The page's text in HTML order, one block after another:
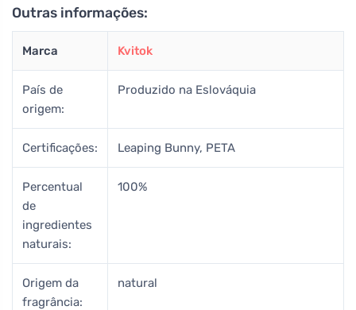
Outras informações:
Marca Kvitok
País de
origem:
Produzido na Eslováquia
Certificações: Leaping Bunny, PETA
Percentual
de
ingredientes
naturais:
100%
Origem da
fragrância:
natural